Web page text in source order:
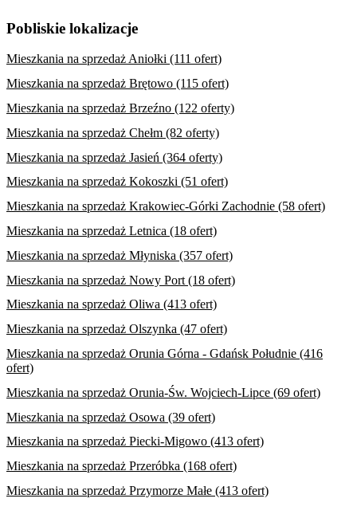
Pobliskie lokalizacje
Mieszkania na sprzedaż Aniołki (111 ofert)
Mieszkania na sprzedaż Brętowo (115 ofert)
Mieszkania na sprzedaż Brzeźno (122 oferty)
Mieszkania na sprzedaż Chełm (82 oferty)
Mieszkania na sprzedaż Jasień (364 oferty)
Mieszkania na sprzedaż Kokoszki (51 ofert)
Mieszkania na sprzedaż Krakowiec-Górki Zachodnie (58 ofert)
Mieszkania na sprzedaż Letnica (18 ofert)
Mieszkania na sprzedaż Młyniska (357 ofert)
Mieszkania na sprzedaż Nowy Port (18 ofert)
Mieszkania na sprzedaż Oliwa (413 ofert)
Mieszkania na sprzedaż Olszynka (47 ofert)
Mieszkania na sprzedaż Orunia Górna - Gdańsk Południe (416
ofert)
Mieszkania na sprzedaż Orunia-Św. Wojciech-Lipce (69 ofert)
Mieszkania na sprzedaż Osowa (39 ofert)
Mieszkania na sprzedaż Piecki-Migowo (413 ofert)
Mieszkania na sprzedaż Przeróbka (168 ofert)
Mieszkania na sprzedaż Przymorze Małe (413 ofert)